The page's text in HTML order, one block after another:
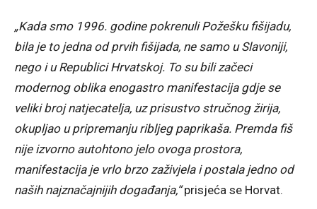
„Kada smo 1996. godine pokrenuli Požešku fišijadu,
bila je to jedna od prvih fišijada, ne samo u Slavoniji,
nego i u Republici Hrvatskoj. To su bili začeci
modernog oblika enogastro manifestacija gdje se
veliki broj natjecatelja, uz prisustvo stručnog žirija,
okupljao u pripremanju ribljeg paprikaša. Premda fiš
nije izvorno autohtono jelo ovoga prostora,
manifestacija je vrlo brzo zaživjela i postala jedno od
naših najznačajnijih događanja,“prisjeća se Horvat.